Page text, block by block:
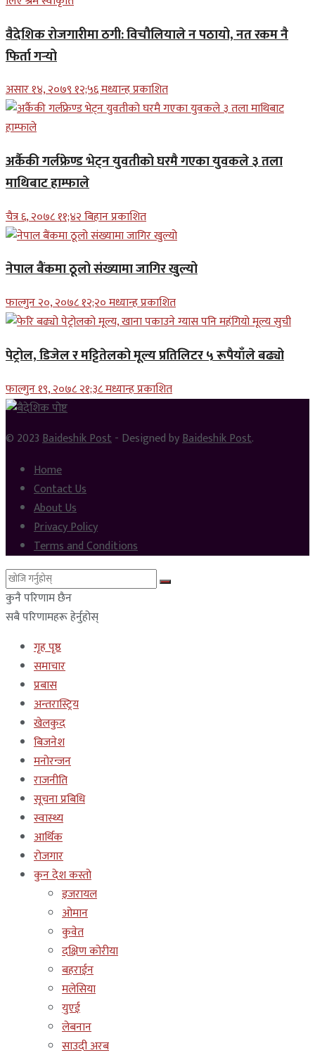
वैदेशिक रोजगारीमा ठगी: विचौलियाले न पठायो, नत रकम नै
फिर्ता गर्‍यो
असार १४, २०७९ १२;५६ मध्यान्ह प्रकाशित
अर्कैकी गर्लफ्रेण्ड भेट्न युवतीको घरमै गएका युवकले ३ तला
माथिबाट हाम्फाले
चैत्र ६, २०७८ ११;४२ बिहान प्रकाशित
नेपाल बैंकमा ठूलो संख्यामा जागिर खुल्यो
फाल्गुन २०, २०७८ १२;२० मध्यान्ह प्रकाशित
पेट्रोल, डिजेल र मट्टितेलको मूल्य प्रतिलिटर ५ रूपैयाँले बढ्यो
फाल्गुन १९, २०७८ २१;३८ मध्यान्ह प्रकाशित
© 2023Baideshik Post- Designed byBaideshik Post.
Home
Contact Us
About Us
Privacy Policy
Terms and Conditions
कुनै परिणाम छैन
सबै परिणामहरू हेर्नुहोस्
गृह पृष्ठ
समाचार
प्रबास
अन्तरास्ट्रिय
खेलकुद
बिजनेश
मनोरन्जन
राजनीति
सूचना प्रबिधि
स्वास्थ्य
आर्थिक
रोजगार
कुन देश कस्तो
इजरायल
ओमान
कुवेत
दक्षिण कोरीया
बहराईन
मलेसिया
युएई
लेबनान
साउदी अरब